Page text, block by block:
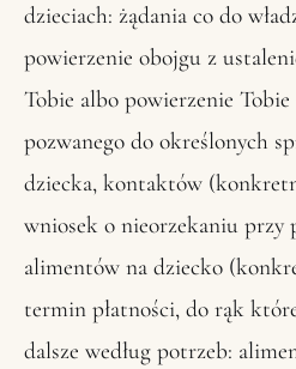
dzieciach: żądania co do
powierzenie obojgu z
Tobie albo powierzenie
pozwanego do określonych
dziecka, kontaktów
wniosek o nieorzekaniu przy
alimentów na dziecko
termin płatności, do rąk
dalsze według potrzeb: